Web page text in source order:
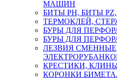
МАШИН
БИТЫ PH, БИТЫ
ТЕРМОКЛЕЙ,
БУРЫ ДЛЯ
БУРЫ ДЛЯ
ЛЕЗВИЯ
КРЕСТИКИ,
КОРОНКИ